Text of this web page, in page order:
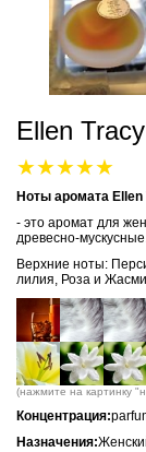
Ellen
Ноты аромата Ellen
- это аромат для
древесно-
Верхние ноты:
лилия, Роза и
(нажмите на картинку
Концентрация:
Назначения: